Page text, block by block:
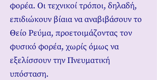
φορέα. Οι τεχνικοί τρόποι, δηλαδή,
επιδιώκουν βίαια να αναβιβάσουν το
Θείο Ρεύμα, προετοιμάζοντας τον
φυσικό φορέα, χωρίς όμως να
εξελίσσουν την Πνευματική
υπόσταση.